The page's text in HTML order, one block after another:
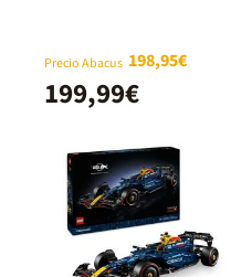
Precio Abacus 198,95€
199,99€